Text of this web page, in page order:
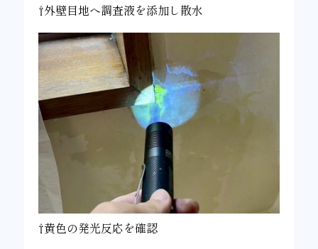
⇧外壁目地へ調査液を添加し散水
⇧黄色の発光反応を確認